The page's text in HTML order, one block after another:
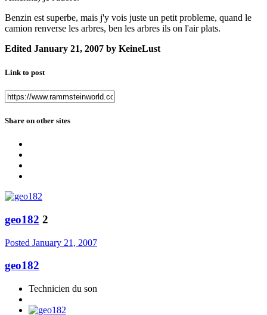
Benzin est superbe, mais j'y vois juste un petit probleme, quand le
camion renverse les arbres, ben les arbres ils on l'air plats.
Edited January 21, 2007 by KeineLust
Link to post
Share on other sites
geo182 2
Posted January 21, 2007
geo182
Technicien du son